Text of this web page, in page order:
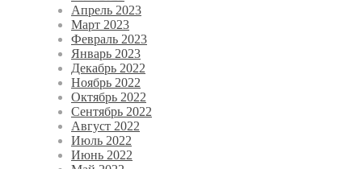
Апрель 2023
Март 2023
Февраль 2023
Январь 2023
Декабрь 2022
Ноябрь 2022
Октябрь 2022
Сентябрь 2022
Август 2022
Июль 2022
Июнь 2022